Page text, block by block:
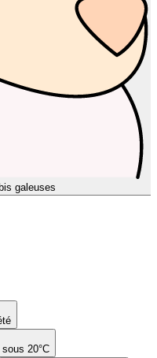
galeuses
20°C